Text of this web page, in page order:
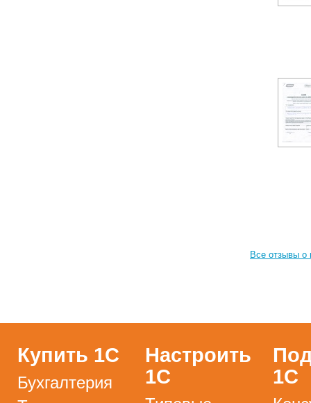
Все отзывы о
Купить 1С
Бухгалтерия
Настроить
1С
1С